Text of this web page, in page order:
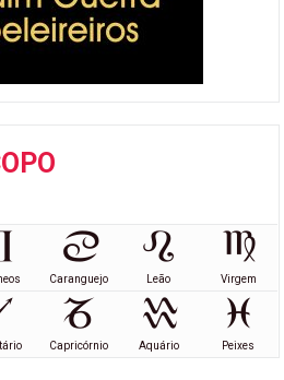
Caranguejo Leão Virgem
Capricórnio Aquário Peixes